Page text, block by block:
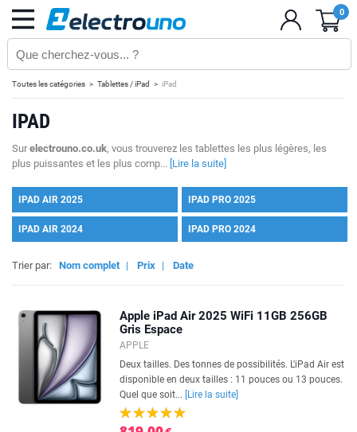
0
Toutes les catégories Tablettes / iPad iPad
IPAD
Surelectrouno.co.uk, vous trouverez les tablettes les plus légères, les
plus puissantes et les plus comp... [Lire la suite]
IPAD AIR 2025 IPAD PRO 2025
IPAD AIR 2024 IPAD PRO 2024
Trier par: Nom complet | Prix | Date
Apple iPad Air 2025 WiFi 11GB 256GB
Gris Espace
APPLE
Deux tailles. Des tonnes de possibilités. L'iPad Air est
disponible en deux tailles : 11 pouces ou 13 pouces.
Quel que soit...
[Lire la suite]